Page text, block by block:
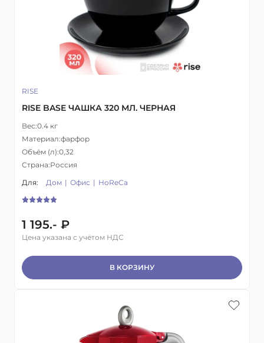
RISE
RISE BASE ЧАШКА 320 МЛ. ЧЕРНАЯ
Вес:0.4 кг
Материал:фарфор
Объём (л):0,32
Страна:Россия
Для:
Дом Офис HoReCa
1 195.- ₽
Цена указана с учётом НДС
В КОРЗИНУ